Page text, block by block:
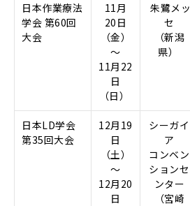
日本作業療法
学会 第60回
大会
11月
20日
（金）
～
11月22
日
（日）
朱鷺メッ
セ
（新潟
県）
日本LD学会
第35回大会
12月19
日
（土）
～
12月20
日
シーガイ
ア
コンベン
ションセ
ンター
（宮崎